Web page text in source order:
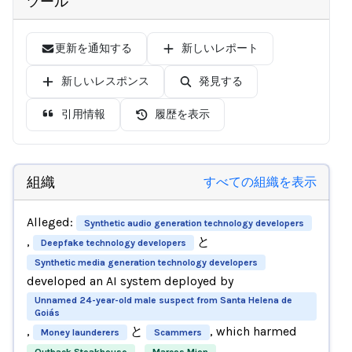
更新を通知する 新しいレポート
新しいレスポンス 発見する
引用情報 履歴を表示
組織 すべての組織を表示
Alleged: Synthetic audio generation technology developers
, Deepfake technology developers と
Synthetic media generation technology developers
developed an AI system deployed by
Unnamed 24-year-old male suspect from Santa Helena de
Goiás
, Money launderers と Scammers , which harmed